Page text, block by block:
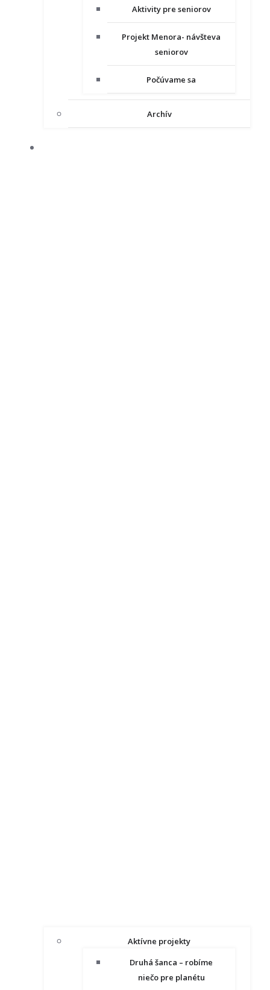
Aktivity pre seniorov
Projekt Menora- návšteva
seniorov
Počúvame sa
Archív
Aktívne projekty
Druhá šanca – robíme
niečo pre planétu